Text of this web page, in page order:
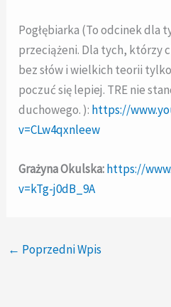
Pogłębiarka (To odcinek dla
przeciążeni. Dla tych, którzy
bez słów i wielkich teorii
poczuć się lepiej. TRE nie
duchowego. ): https://
v=CLw4qxnleew
Grażyna Okulska:https://
v=kTg-j0dB_9A
← Poprzedni Wpis